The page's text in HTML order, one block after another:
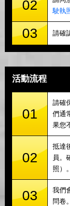
02
駛執
03 請確
活動流程
01
請確
們通
果您
02
抵達
員。
照）。
03
我們
問卷。